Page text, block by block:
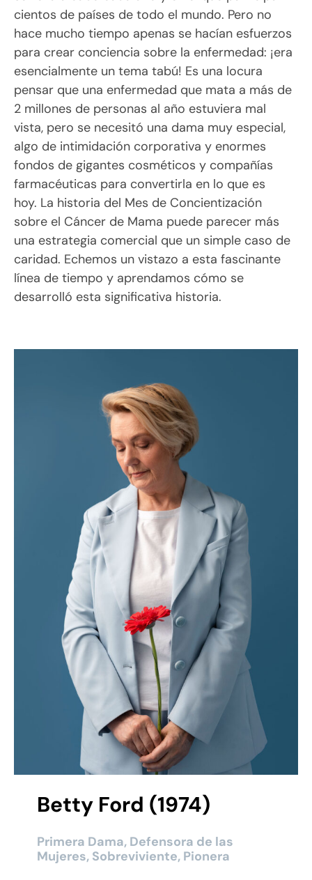
cientos de países de todo el mundo. Pero no
hace mucho tiempo apenas se hacían esfuerzos
para crear conciencia sobre la enfermedad: ¡era
esencialmente un tema tabú! Es una locura
pensar que una enfermedad que mata a más de
2 millones de personas al año estuviera mal
vista, pero se necesitó una dama muy especial,
algo de intimidación corporativa y enormes
fondos de gigantes cosméticos y compañías
farmacéuticas para convertirla en lo que es
hoy. La historia del Mes de Concientización
sobre el Cáncer de Mama puede parecer más
una estrategia comercial que un simple caso de
caridad. Echemos un vistazo a esta fascinante
línea de tiempo y aprendamos cómo se
desarrolló esta significativa historia.
Betty Ford (1974)
Primera Dama, Defensora de las
Mujeres, Sobreviviente, Pionera